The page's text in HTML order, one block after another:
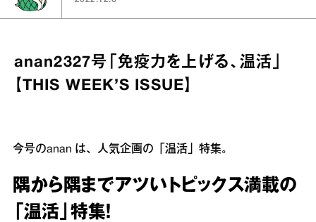
anan2327号「免疫力を上げる、温活」
【THIS WEEK’S ISSUE】
今号のanan は、人気企画の「温活」特集。
隅から隅までアツいトピックス満載の
「温活」特集！